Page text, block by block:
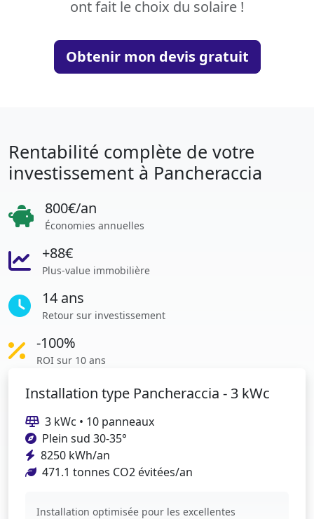
ont fait le choix du solaire !
Obtenir mon devis gratuit
Rentabilité complète de votre
investissement à Pancheraccia
800€/an
Économies annuelles
+88€
Plus-value immobilière
14 ans
Retour sur investissement
-100%
ROI sur 10 ans
Installation type Pancheraccia - 3 kWc
3 kWc • 10 panneaux
Plein sud 30-35°
8250 kWh/an
471.1 tonnes CO2 évitées/an
Installation optimisée pour les excellentes